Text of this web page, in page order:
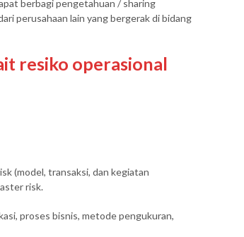
berbagi pengetahuan / sharing
perusahaan lain yang bergerak di bidang
resiko operasional
(model, transaksi, dan kegiatan
risk.
proses bisnis, metode pengukuran,